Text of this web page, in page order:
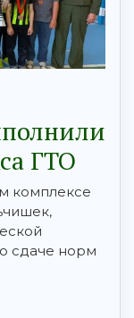
ГТО
комплексе
сдаче норм